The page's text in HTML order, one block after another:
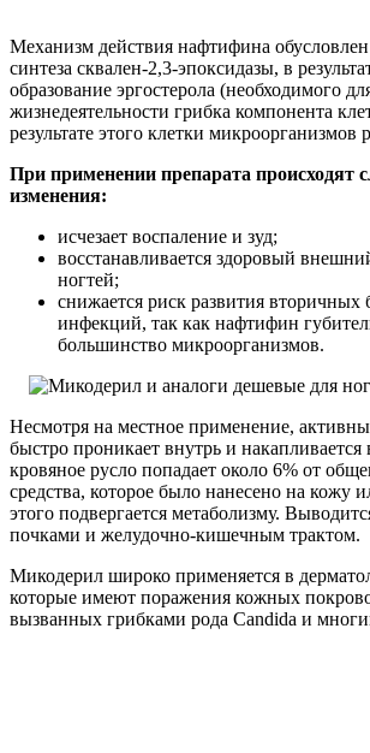
Механизм действия нафтифина
синтеза сквален-2,3-эпоксидазы, в
образование эргостерола (необходимого
жизнедеятельности грибка компонента
результате этого клетки микроорганизмов
При применении препарата происходят
изменения:
исчезает воспаление и зуд;
восстанавливается здоровый
ногтей;
снижается риск развития вторичных
инфекций, так как нафтифин
большинство микроорганизмов.
Несмотря на местное применение,
быстро проникает внутрь и накапливается
кровяное русло попадает около 6% от
средства, которое было нанесено на кожу
этого подвергается метаболизму.
почками и желудочно-кишечным трактом.
Микодерил широко применяется в
которые имеют поражения кожных
вызванных грибками рода Candida и